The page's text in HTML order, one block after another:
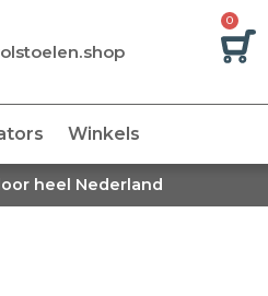
0
Winkels
heel Nederland